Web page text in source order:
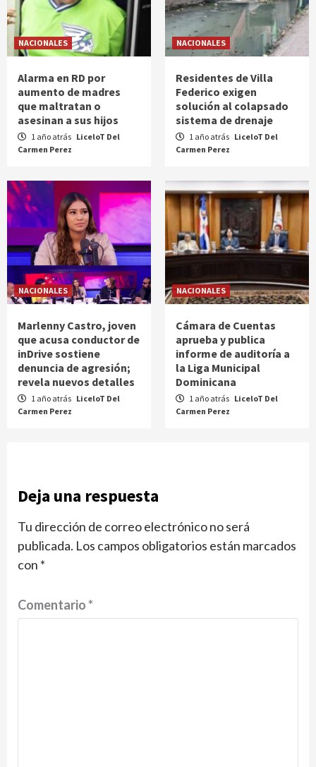
NACIONALES
Alarma en RD por
aumento de madres
que maltratan o
asesinan a sus hijos
1 año atrás LiceloT Del
Carmen Perez
NACIONALES
Residentes de Villa
Federico exigen
solución al colapsado
sistema de drenaje
1 año atrás LiceloT Del
Carmen Perez
NACIONALES
Marlenny Castro, joven
que acusa conductor de
inDrive sostiene
denuncia de agresión;
revela nuevos detalles
1 año atrás LiceloT Del
Carmen Perez
NACIONALES
Cámara de Cuentas
aprueba y publica
informe de auditoría a
la Liga Municipal
Dominicana
1 año atrás LiceloT Del
Carmen Perez
Deja una respuesta
Tu dirección de correo electrónico no será
publicada. Los campos obligatorios están marcados
con *
Comentario*